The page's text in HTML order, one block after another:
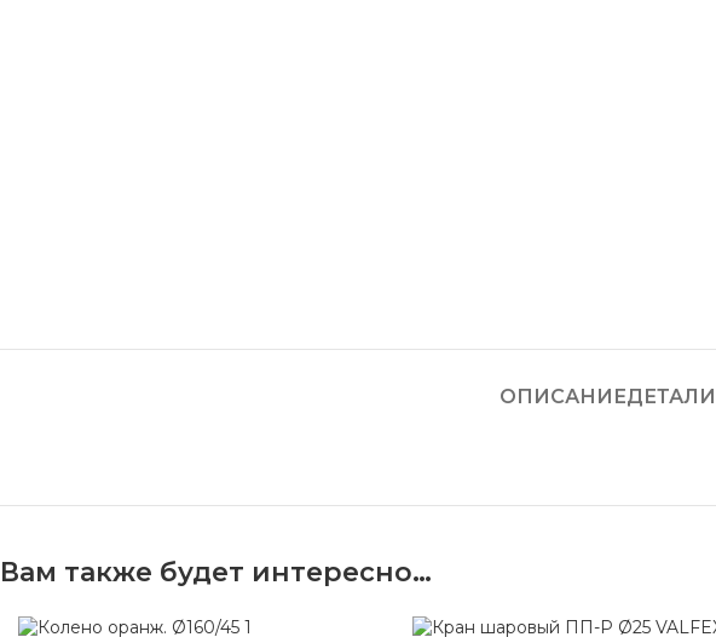
ОПИСАНИЕДЕТАЛИ
Вам также будет интересно…